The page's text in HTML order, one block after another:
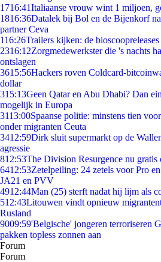
1716:41Italiaanse vrouw wint 1 miljoen,
1816:36Datalek bij Bol en de Bijenkorf
partner Ceva
116:26Trailers kijken: de
2316:12Zorgmedewerkster die 's nachts
ontslagen
3615:56Hackers roven Coldcard-
dollar
315:13Geen Qatar en Abu Dhabi? Dan
mogelijk in Europa
3113:00Spaanse politie: minstens tien
onder migranten Ceuta
3412:59Dirk sluit supermarkt op de
agressie
812:53The Division Resurgence nu gratis
6412:53Zetelpeiling: 24 zetels voor Pro
JA21 en PVV
4912:44Man (25) sterft nadat hij lijm als
512:43Litouwen vindt opnieuw
Rusland
9009:59'Belgische' jongeren terroriseren
pakken topless zonnen aan
Forum
Forum